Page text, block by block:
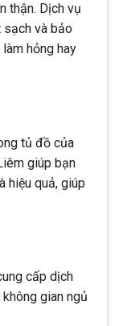
thận. Dịch vụ
sạch và bảo
hỏng hay
tủ đồ của
giúp bạn
hiệu quả, giúp
cấp dịch
gian ngủ